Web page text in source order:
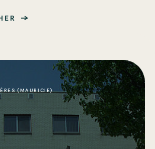
(MAURICIE)